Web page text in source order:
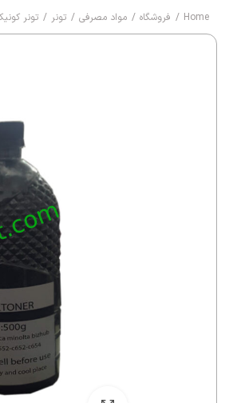
Home فروشگاه مواد مصرفی تونر تونر